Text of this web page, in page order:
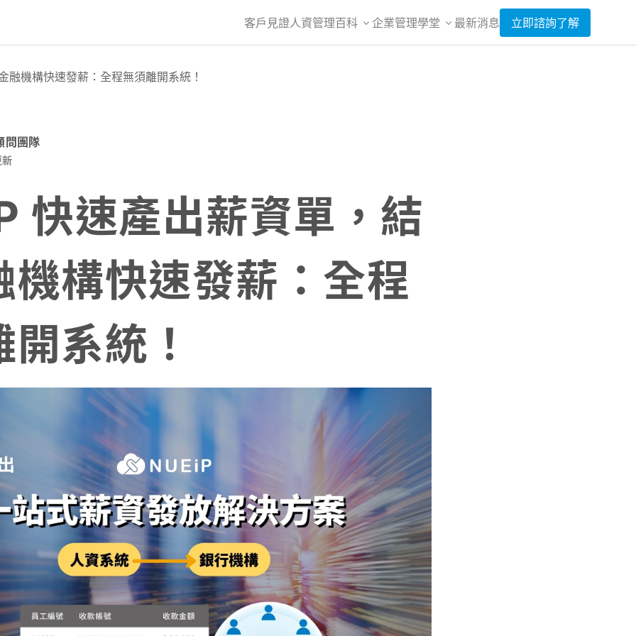
客戶見證人資管理百科 企業管理學堂 最新消息 立即諮詢了解
融機構快速發薪：全程無須離開系統！
問團隊
新
快速產出薪資單，結
機構快速發薪：全程
系統！